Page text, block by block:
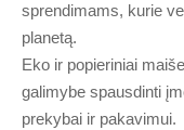
sprendimams, kurie
planetą.
Eko ir popieriniai
galimybe spausdinti
prekybai ir pakavimui.